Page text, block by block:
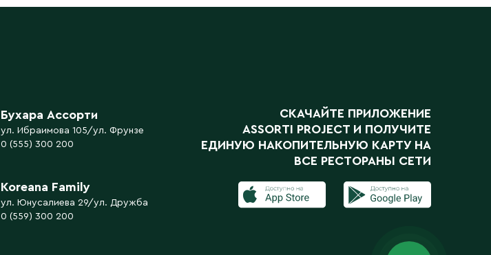
Бухара Ассорти
ул. Ибраимова 105/ул. Фрунзе
0 (555) 300 200
Koreana Family
ул. Юнусалиева 29/ул. Дружба
0 (559) 300 200
СКАЧАЙТЕ ПРИЛОЖЕНИЕ
ASSORTI PROJECT И ПОЛУЧИТЕ
ЕДИНУЮ НАКОПИТЕЛЬНУЮ КАРТУ НА
ВСЕ РЕСТОРАНЫ СЕТИ